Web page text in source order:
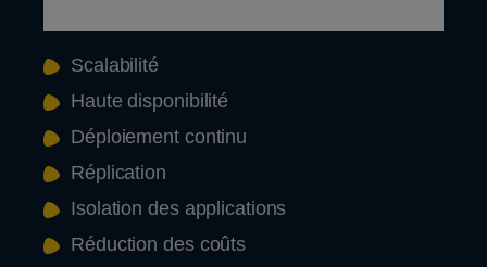
Scalabilité
Haute disponibilité
Déploiement continu
Réplication
Isolation des applications
Réduction des coûts